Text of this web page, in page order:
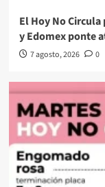
El Hoy No Circula
y Edomex ponte
7 agosto, 2026 0